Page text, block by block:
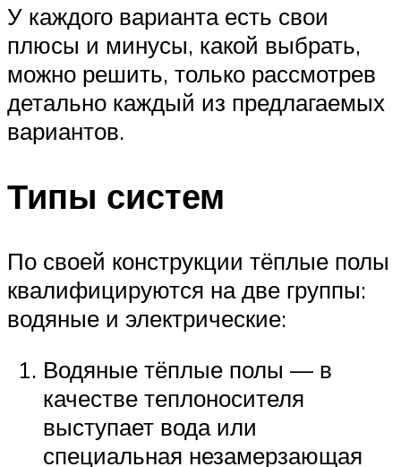
У каждого варианта есть свои
плюсы и минусы, какой выбрать,
можно решить, только рассмотрев
детально каждый из предлагаемых
вариантов.
Типы систем
По своей конструкции тёплые полы
квалифицируются на две группы:
водяные и электрические:
Водяные тёплые полы — в
качестве теплоносителя
выступает вода или
специальная незамерзающая